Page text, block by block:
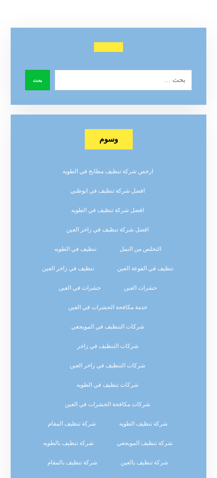
وسوم
ارخص شركة تنظيف مطابخ في الطويه
افضل شركة تنظيف في ابوظبي
افضل شركة تنظيف في الطويه
افضل شركة تنظيف في زاخر العين
التخلص من النمل تنظيف في الطويه
تنظيف في الفوعة العين تنظيف في زاخر العين
حشرات العين حشرات في العين
خدمة مكافحة الحشرات في العين
شركات التنظيف في المويجعي
شركات التنظيف في زاخر
شركات التنظيف في زاخر العين
شركات تنظيف في الطويه
شركات مكافحة الحشرات في العين
شركة تنظيف الطويه شركة تنظيف المقام
شركة تنظيف المويجعي شركة تنظيف بالطويه
شركة تنظيف بالعين شركة تنظيف بالمقام